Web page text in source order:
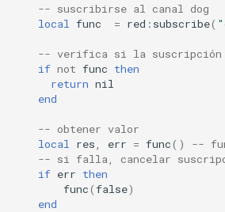
naxsi
nftset-access
-- suscribirse al canal dog
local
func = red : subscribe(
-- verifica si la suscripción
if not func then
return nil
end
-- obtener valor
local
res err = func()
--
-- si falla, cancelar
if err then
func(false)
end